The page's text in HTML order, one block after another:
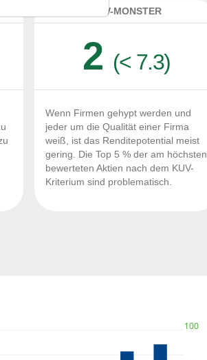
KUV-MONSTER
2 (< 7.3)
Wenn Firmen gehypt werden und
jeder um die Qualität einer Firma
weiß, ist das Renditepotential meist
gering. Die Top 5 % der am höchsten
bewerteten Aktien nach dem KUV-
Kriterium sind problematisch.
100